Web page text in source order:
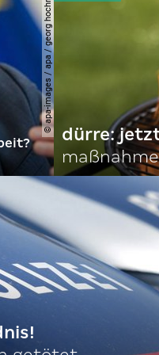
© apa-images / apa / georg hochmuth
dürre: